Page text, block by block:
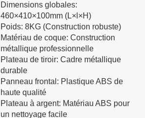
Dimensions globales:
460×410×100mm (L×l×H)
Poids: 8KG (Construction robuste)
Matériau de coque: Construction
métallique professionnelle
Plateau de tiroir: Cadre métallique
durable
Panneau frontal : Plastique ABS de
haute qualité
Plateau à argent: Matériau ABS pour
un nettoyage facile